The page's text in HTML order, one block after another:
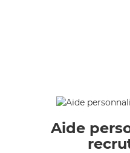
Aide